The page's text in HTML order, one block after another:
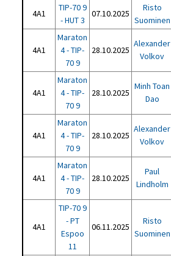
4A1
TIP-70 9
- HUT 3
07.10.2025
Risto
Suominen
4A1
Maraton
4 - TIP-
70 9
28.10.2025
Alexander
Volkov
4A1
Maraton
4 - TIP-
70 9
28.10.2025
Minh Toan
Dao
4A1
Maraton
4 - TIP-
70 9
28.10.2025
Alexander
Volkov
4A1
Maraton
4 - TIP-
70 9
28.10.2025
Paul
Lindholm
4A1
TIP-70 9
- PT
Espoo
11
06.11.2025
Risto
Suominen